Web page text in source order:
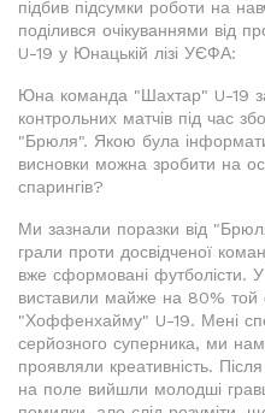
підбив підсумки роботи на
поділився очікуваннями від
U-19 у Юнацькій лізі УЄФА:
Юна команда "Шахтар" U-19
контрольних матчів під час
"Брюля". Якою була
висновки можна зробити на
спарингів?
Ми зазнали поразки від
грали проти досвідченої
вже сформовані футболісти.
виставили майже на 80% той
"Хоффенхайму" U-19. Мені
серйозного суперника, ми
проявляли креативність.
на поле вийшли молодші